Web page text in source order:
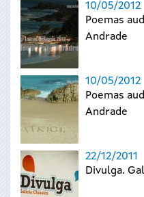
10/05/2012
Poemas
Andrade
10/05/2012
Poemas
Andrade
22/12/2011
Divulga.